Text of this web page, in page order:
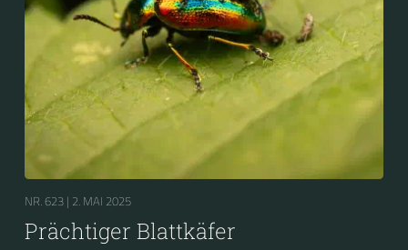
NR. 623 | 2. MAI 2025
Prächtiger Blattkäfer